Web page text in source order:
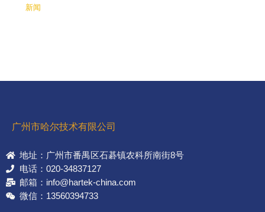
新闻
广州市哈尔技术有限公司
地址：广州市番禺区石碁镇农科所南街8号
电话：020-34837127
邮箱：info@hartek-china.com
微信：13560394733